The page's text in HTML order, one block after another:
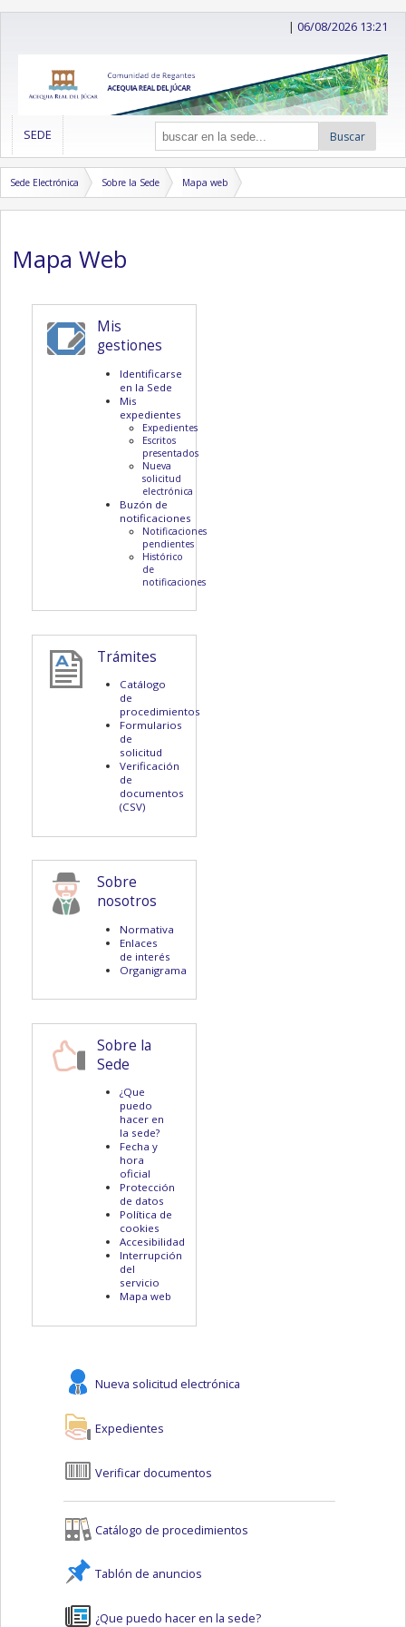
|06/08/2026 13:21
SEDE Buscar
Sede Electrónica Sobre la Sede Mapa web
Mapa Web
Mis
gestiones
Identificarse
en la Sede
Mis
expedientes
Expedientes
Escritos
presentados
Nueva
solicitud
electrónica
Buzón de
notificaciones
Notificaciones
pendientes
Histórico
de
notificaciones
Trámites
Catálogo
de
procedimientos
Formularios
de
solicitud
Verificación
de
documentos
(CSV)
Sobre
nosotros
Normativa
Enlaces
de interés
Organigrama
Sobre la
Sede
¿Que
puedo
hacer en
la sede?
Fecha y
hora
oficial
Protección
de datos
Política de
cookies
Accesibilidad
Interrupción
del
servicio
Mapa web
Nueva solicitud electrónica
Expedientes
Verificar documentos
Catálogo de procedimientos
Tablón de anuncios
¿Que puedo hacer en la sede?